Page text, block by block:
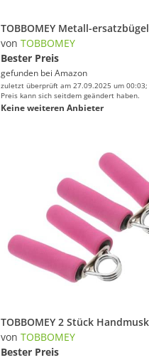
von TOBBOMEY
Bester Preis
gefunden bei Amazon
zuletzt überprüft am 27.09.2025 um
Preis kann sich seitdem geändert haben.
Keine weiteren Anbieter
von TOBBOMEY
Bester Preis